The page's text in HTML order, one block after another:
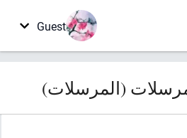
Guest